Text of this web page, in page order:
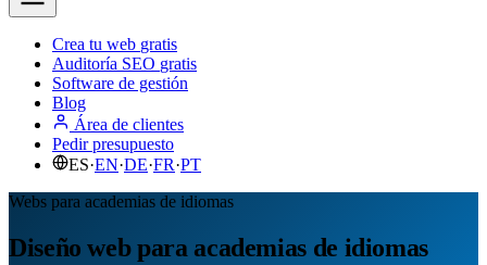
Crea tu web gratis
Auditoría SEO gratis
Software de gestión
Blog
Área de clientes
Pedir presupuesto
ES·EN·DE·FR·PT
Webs para academias de idiomas
Diseño web para academias de idiomas